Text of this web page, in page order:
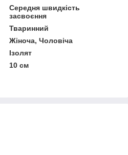
Середня швидкість
засвоєння
Тваринний
Жіноча, Чоловіча
Ізолят
10 см